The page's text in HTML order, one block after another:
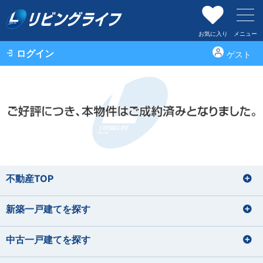
お気に入り メニュー
ログイン ゲスト
不動産TOP
新築一戸建てを探す
中古一戸建てを探す